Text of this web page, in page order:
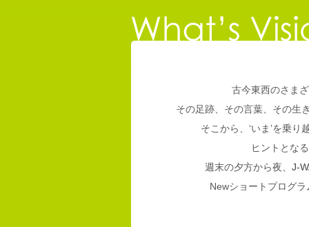
古今東西のさま
その足跡、その言葉、その生
そこから、‘いま’を乗
ヒントとな
週末の夕方から夜、 J-
Newショートプログ